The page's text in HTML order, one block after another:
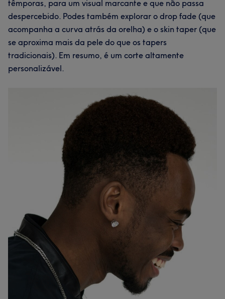
têmporas, para um visual marcante e que não passa
despercebido. Podes também explorar o drop fade (que
acompanha a curva atrás da orelha) e o skin taper (que
se aproxima mais da pele do que os tapers
tradicionais). Em resumo, é um corte altamente
personalizável.